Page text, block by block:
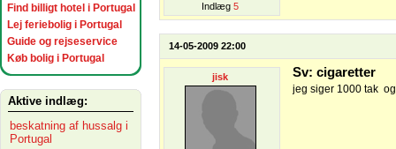
Find billigt hotel i Portugal
Lej feriebolig i Portugal
Guide og rejseservice
Køb bolig i Portugal
Aktive indlæg:
beskatning af hussalg i
Portugal
Indlæg 5
14-05-2009 22:00
jisk Sv: cigaretter
jeg siger 1000 tak